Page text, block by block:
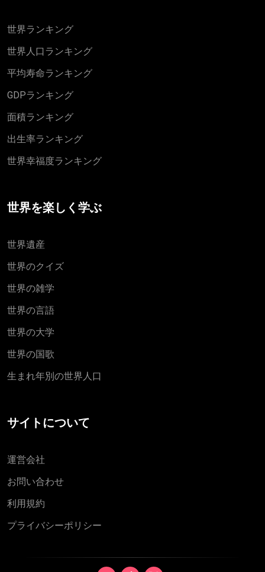
世界ランキング
世界人口ランキング
平均寿命ランキング
GDPランキング
面積ランキング
出生率ランキング
世界幸福度ランキング
世界を楽しく学ぶ
世界遺産
世界のクイズ
世界の雑学
世界の言語
世界の大学
世界の国歌
生まれ年別の世界人口
サイトについて
運営会社
お問い合わせ
利用規約
プライバシーポリシー